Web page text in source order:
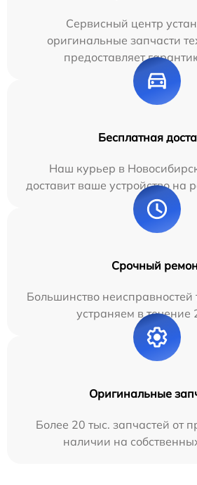
Сервисный центр
оригинальные запчасти
предоставляет
Бесплатная
Наш курьер в
доставит ваше устройство на
Срочный
Большинство
устраняем в течение
Оригинальные
Более 20 тыс. запчастей от
наличии на